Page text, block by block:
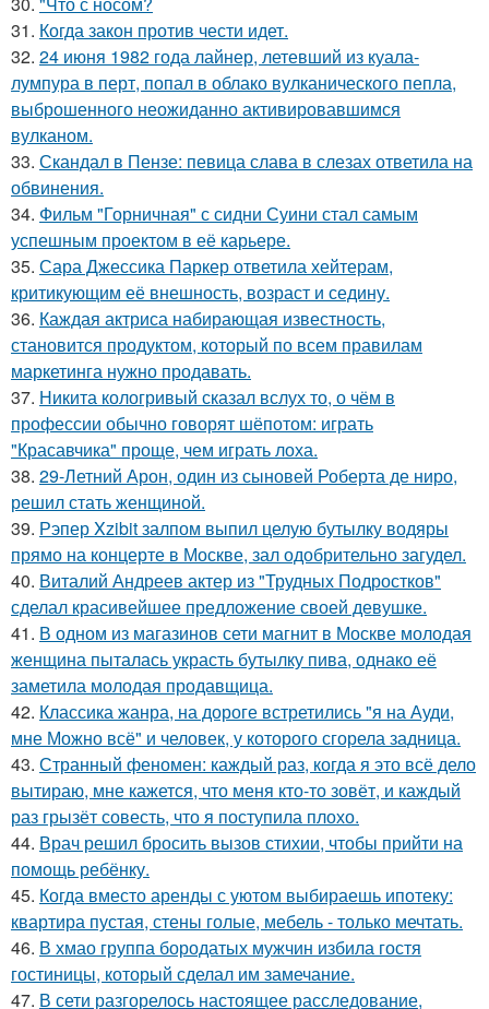
31. Когда закон против чести идет.
32. 24 июня 1982 года лайнер, летевший из куала-
лумпура в перт, попал в облако вулканического пепла,
выброшенного неожиданно активировавшимся
вулканом.
33. Скандал в Пензе: певица слава в слезах ответила на
обвинения.
34. Фильм "Горничная" с сидни Суини стал самым
успешным проектом в её карьере.
35. Сара Джессика Паркер ответила хейтерам,
критикующим её внешность, возраст и седину.
36. Каждая актриса набирающая известность,
становится продуктом, который по всем правилам
маркетинга нужно продавать.
37. Никита кологривый сказал вслух то, о чём в
профессии обычно говорят шёпотом: играть
"Красавчика" проще, чем играть лоха.
38. 29-Летний Арон, один из сыновей Роберта де ниро,
решил стать женщиной.
39. Рэпер Xzibit залпом выпил целую бутылку водяры
прямо на концерте в Москве, зал одобрительно загудел.
40. Виталий Андреев актер из "Трудных Подростков"
сделал красивейшее предложение своей девушке.
41. В одном из магазинов сети магнит в Москве молодая
женщина пыталась украсть бутылку пива, однако её
заметила молодая продавщица.
42. Классика жанра, на дороге встретились "я на Ауди,
мне Можно всё" и человек, у которого сгорела задница.
43. Странный феномен: каждый раз, когда я это всё дело
вытираю, мне кажется, что меня кто-то зовёт, и каждый
раз грызёт совесть, что я поступила плохо.
44. Врач решил бросить вызов стихии, чтобы прийти на
помощь ребёнку.
45. Когда вместо аренды с уютом выбираешь ипотеку:
квартира пустая, стены голые, мебель - только мечтать.
46. В хмао группа бородатых мужчин избила гостя
гостиницы, который сделал им замечание.
47. В сети разгорелось настоящее расследование,